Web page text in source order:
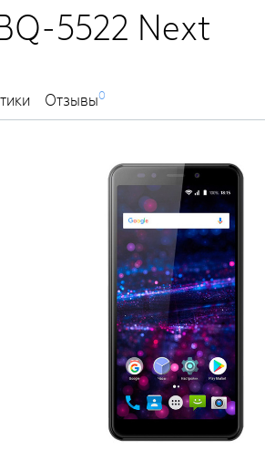
5522 Next
Отзывы0